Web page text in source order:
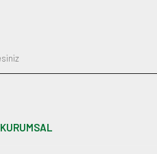
KURUMSAL